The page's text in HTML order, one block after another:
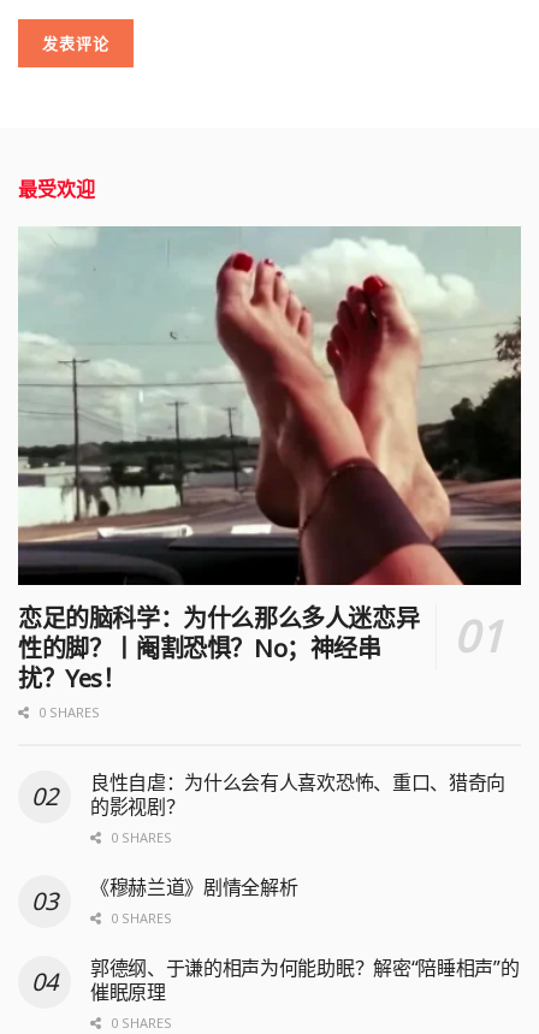
最受欢迎
恋足的脑科学：为什么那么多人迷恋异
性的脚？丨阉割恐惧？No；神经串
扰？Yes！
0 SHARES
良性自虐：为什么会有人喜欢恐怖、重口、猎奇向
的影视剧？
0 SHARES
《穆赫兰道》剧情全解析
0 SHARES
郭德纲、于谦的相声为何能助眠？解密“陪睡相声”的
催眠原理
0 SHARES